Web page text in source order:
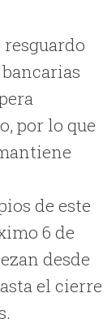
por lo que
de este
6 de
desde
el cierre